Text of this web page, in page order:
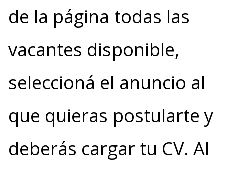
de la página todas las
vacantes disponible,
seleccioná el anuncio al
que quieras postularte y
deberás cargar tu CV. Al